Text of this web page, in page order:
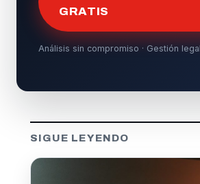
GRATIS
Análisis sin compromiso · Gestión
SIGUE LEYENDO